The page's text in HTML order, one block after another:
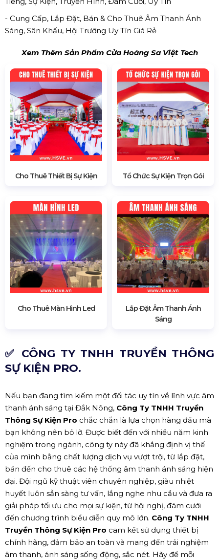
- Cung Cấp, Lắp Đặt, Bán & Cho Thuê Âm Thanh Ánh
Sáng, Sân Khấu, Hội Trường Uy Tín Giá Rẻ
Xem Thêm Sản Phẩm Cửa Hoàng Sa Việt Tech
Cho Thuê Thiết Bị Sự Kiện Tổ Chức Sự Kiện Trọn Gói
Cho Thuê Màn Hình Led
Lắp Đặt Âm Thanh Ánh
Sáng
✅ CÔNG TY TNHH TRUYỀN THÔNG
SỰ KIỆN PRO.
Nếu bạn đang tìm kiếm một đối tác uy tín về lĩnh vực âm
thanh ánh sáng tại Đắk Nông, Công Ty TNHH Truyền
Thông Sự Kiện Pro chắc chắn là lựa chọn hàng đầu mà
bạn không nên bỏ lỡ. Được biết đến với nhiều năm kinh
nghiệm trong ngành, công ty này đã khẳng định vị thế
của mình bằng chất lượng dịch vụ vượt trội, từ lắp đặt,
bán đến cho thuê các hệ thống âm thanh ánh sáng hiện
đại. Đội ngũ kỹ thuật viên chuyên nghiệp, giàu nhiệt
huyết luôn sẵn sàng tư vấn, lắng nghe nhu cầu và đưa ra
giải pháp tối ưu cho mọi sự kiện, từ hội nghị, đám cưới
đến chương trình biểu diễn quy mô lớn. Công Ty TNHH
Truyền Thông Sự Kiện Pro cam kết sử dụng thiết bị
chính hãng, đảm bảo an toàn và mang đến trải nghiệm
âm thanh, ánh sáng sống động, sắc nét. Hãy để mỗi